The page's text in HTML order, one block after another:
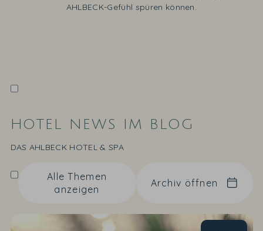
AHLBECK-Gefühl spüren können.
HOTEL NEWS IM BLOG
DAS AHLBECK HOTEL & SPA
Alle Themen
anzeigen
Archiv öffnen